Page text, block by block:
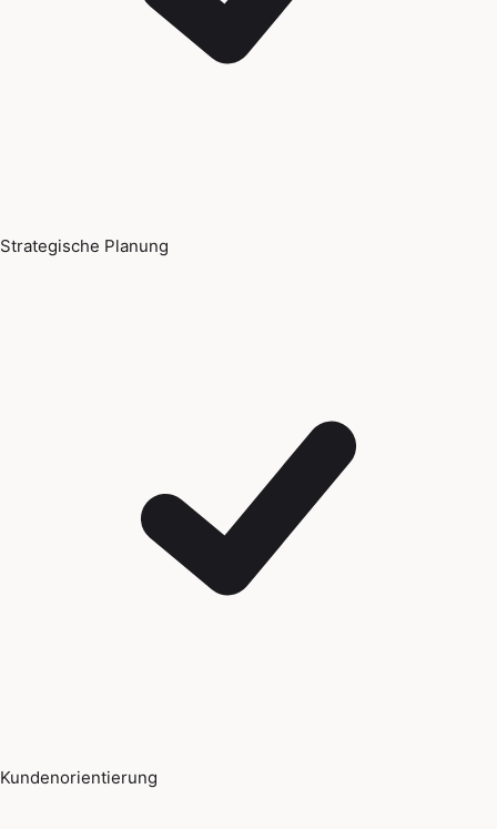
Strategische Planung
Kundenorientierung